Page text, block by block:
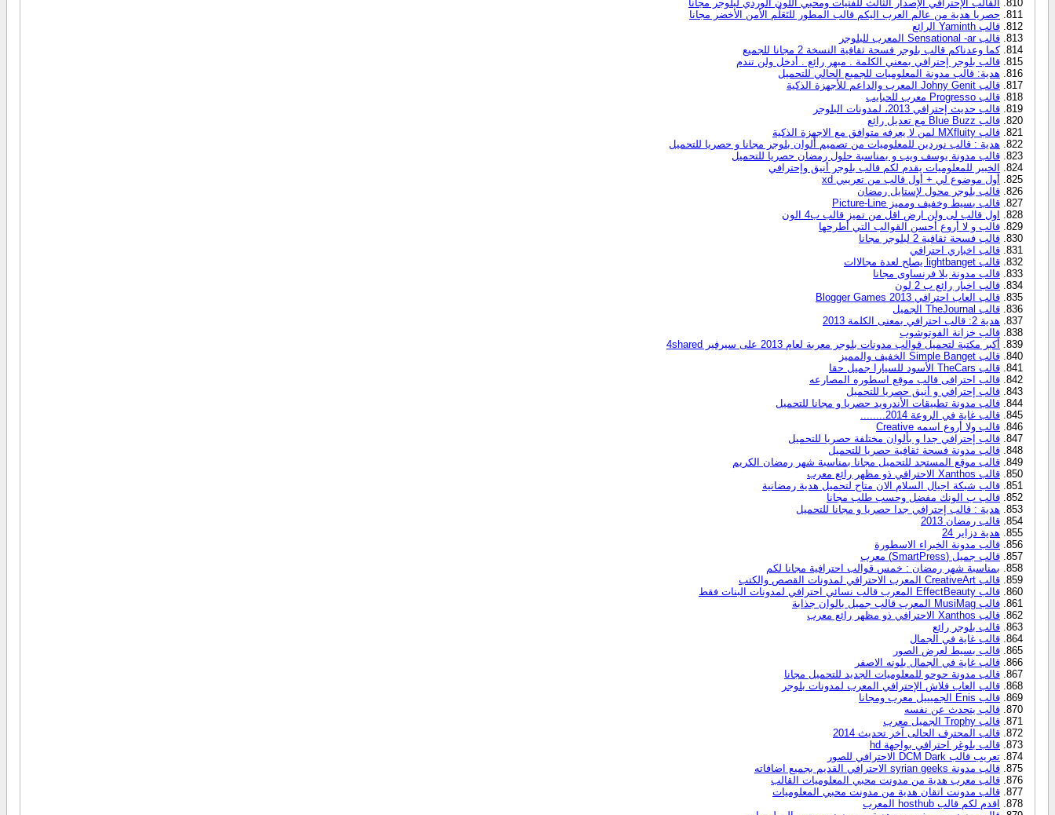
القالب الإحترافي الإصدار الثالث للفتيات ومحبي اللون الوردي لبلوجر مجانا
حصريا هدية من عالم العرب اليكم قالب المطور للتَعَلَّم الأمن الأخضر مجانا
قالب Yaminth الرائع
قالب Sensational -ar المعرب للبلوجر
كما وعدناكم قالب بلوجر فسحة ثقافية النسخة 2 مجانا للجميع
قالب بلوجر إحترافي بمعني الكلمة . مبهر رائع . أدخل ولن تندم
هدية: قالب مدونة المعلوميات للجميع الحالي للتحميل
قالب Johny Genit المعرب والداعم للأجهزة الذكية
قالب Progresso معرب للحبايب
قالب حديث إحترافي 2013، لمدونات البلوجر
قالب Blue Buzz مع تعديل رائع
قالب MXfluity لمن لا يعرفه متوافق مع الاجهزة الذكية
هدية : قالب نوردين للمعلوميات من تصميم ألوان بلوجر مجانا و حصريا للتحميل
قالب مدونة يوسف ويب و بمناسبة حلول رمضان حصريا للتحميل
الخبير للمعلوميات يقدم لكم قالب بلوجر أنيق وإحترافي
أول موضوع لي + أول قالب من تعريبي xd
قالب بلوجر محول لإستايل رمضان
قالب بسيط وخفيف ومميز Picture-Line
اول قالب لى ولن ارض اقل من تميز قالب ب4 الون
قالب و لا أروع أحسن القوالب التي أطرحها
قالب فسحة ثقافية 2 لبلوجر مجانا
قالب اخباري احترافي
قالب lightbanget يصلح لعدة مجالاات
قالب مدونة يلا فرنساوى مجانا
قالب اخبار رائع ب 2 لون
قالب العاب احترافي 2013 Blogger Games
قالب TheJournal الجميل
هدية 2: قالب احترافي بمعنى الكلمة 2013
قالب خزانة الفوتوشوب
أكبر مكتبة لتحميل قوالب مدونات بلوجر معربة لعام 2013 على سيرفير 4shared
قالب Simple Banget الخفيف والمميز
قالب TheCars الأسود للسيارا جميل حقا
قالب احترافى قالب موقع اسطوره المصارعه
قالب إحترافي و أنيق حصريا للتحميل
قالب مدونة تطبيقات الأندرويد حصريا و مجانا للتحميل
قالب غاية في الروعة 2014........
قالب ولا أروع اسمه Creative
قالب إحترافي جدا و بألوان مختلفة حصريا للتحميل
قالب مدونة فسحة ثقافية حصريا للتحميل
قالب موقع المستجد للتحميل مجانا بمناسبة شهر رمضان الكريم
قالب Xanthos الاحترافي ذو مظهر رائع معرب
قالب شبكة اجيال السلام الان متاح لتحميل هدية رمضانية
قالب ب الونك مفضل وحسب طلب مجانا
هدية : قالب إحترافي جدا حصريا و مجانا للتحميل
قالب رمضان 2013
هدية دزاير 24
قالب مدونة الخبراء الاسطورة
قالب جميل (SmartPress) معرب
بمناسبة شهر رمضان : خمس قوالب احترافية مجانا لكم
قالب CreativeArt المعرب الاحترافي لمدونات القصص والكتب
قالب EffectBeauty المعرب قالب نسائي احترافي لمدونات البنات فقط
قالب MusiMag المعرب قالب جميل بالوان جذابة
قالب Xanthos الاحترافي ذو مظهر رائع معرب
قالب بلوجر رائع
قالب غاية في الجمال
قالب بسيط لعرض الصور
قالب غاية في الجمال بلونه الاصفر
قالب مدونة حوحو للمعلوميات الجديد للتحميل مجانا
قالب العاب فلاش الإحترافي المعرب لمدونات بلوجر
قالب Enis الجميييل معرب ومجانا
قالب يتحدث عن نفسه
قالب Trophy الجميل معرب
قالب المحترف الحالى آخر تحديث 2014
قالب بلوغر احترافي بواجهة hd
تعريب قالب DCM Dark الاحترافي للصور
قالب مدونة syrian geeks الاحترافي القديم بجميع اضافاته
قالب معرب هدية من مدونت محبي المعلوميات القالب
قالب مدونت اتقان هدية من مدونت محبي المعلوميات
اقدم لكم قالب hosthub المعرب